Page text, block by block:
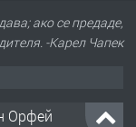
ако се предаде,
-Карел Чапек
Орфей